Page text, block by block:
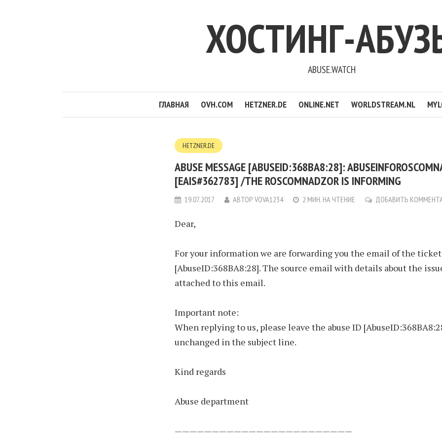
ХОСТИНГ-
ABUSE.WATCH
ГЛАВНАЯ OVH.COM HETZNER.DE ONLINE.NET WORLDSTREAM.NL
HETZNER.DE
ABUSE MESSAGE [ABUSEID:368BA8:28]:
[EAIS#362783] /THE ROSCOMNADZOR IS INFORMING
19.07.2017 АВТОРVOVA1234 2 МИН. НА ЧТЕНИЕ ДОБАВИТЬ
Dear,
For your information we are forwarding you the email of the ticket
[AbuseID:368BA8:28]. The source email with details about the
attached to this email.
Important note:
When replying to us, please leave the abuse ID
unchanged in the subject line.
Kind regards
Abuse department
————————————————————————